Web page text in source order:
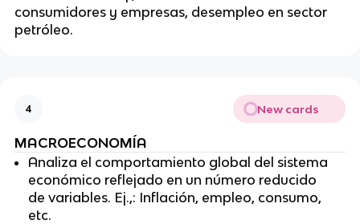
consumidores y empresas, desempleo en sector
petróleo.
4 New cards
MACROECONOMÍA
Analiza el comportamiento global del sistema
económico reflejado en un número reducido
de variables. Ej.,: Inflación, empleo, consumo,
etc.